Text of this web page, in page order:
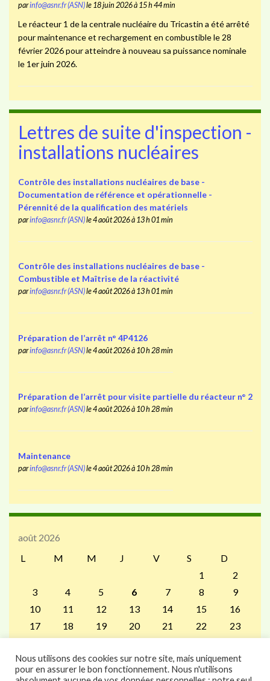
parinfo@asnr.fr (ASN)le 18 juin 2026 à 15 h 44 min
Le réacteur 1 de la centrale nucléaire du Tricastin a été arrêté
pour maintenance et rechargement en combustible le 28
février 2026 pour atteindre à nouveau sa puissance nominale
le 1er juin 2026.
Lettres de suite d'inspection -
installations nucléaires
Contrôle des installations nucléaires de base -
Documentation de référence et opérationnelle -
Pérennité de la qualification des matériels
parinfo@asnr.fr (ASN)le 4 août 2026 à 13 h 01 min
Contrôle des installations nucléaires de base -
Combustible et Maîtrise de la réactivité
parinfo@asnr.fr (ASN)le 4 août 2026 à 13 h 01 min
Préparation de l’arrêt n° 4P4126
parinfo@asnr.fr (ASN)le 4 août 2026 à 10 h 28 min
Préparation de l’arrêt pour visite partielle du réacteur n° 2
parinfo@asnr.fr (ASN)le 4 août 2026 à 10 h 28 min
Maintenance
parinfo@asnr.fr (ASN)le 4 août 2026 à 10 h 28 min
août 2026
L
M M J V S
D
1
2
3
4 5 6 7 8
9
10
11 12 13 14 15
16
17
18 19 20 21 22
23
31
« Juil
Nous utilisons des cookies sur notre site, mais uniquement
pour en assurer le bon fonctionnement. Nous n'utilisons